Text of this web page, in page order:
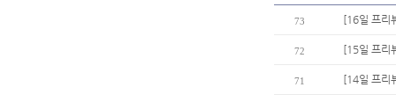
73 [16일 프리
72 [15일 프리
71 [14일 프리